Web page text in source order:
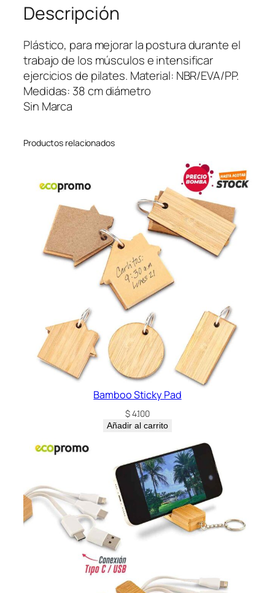
t
e
s
R
i
n
g
c
n
Descripción
Plástico, para mejorar la postura durante el
trabajo de los músculos e intensificar
ejercicios de pilates. Material: NBR/EVA/PP.
Medidas: 38 cm diámetro
Sin Marca
Productos relacionados
Bamboo Sticky Pad
$4.100
Añadir al carrito